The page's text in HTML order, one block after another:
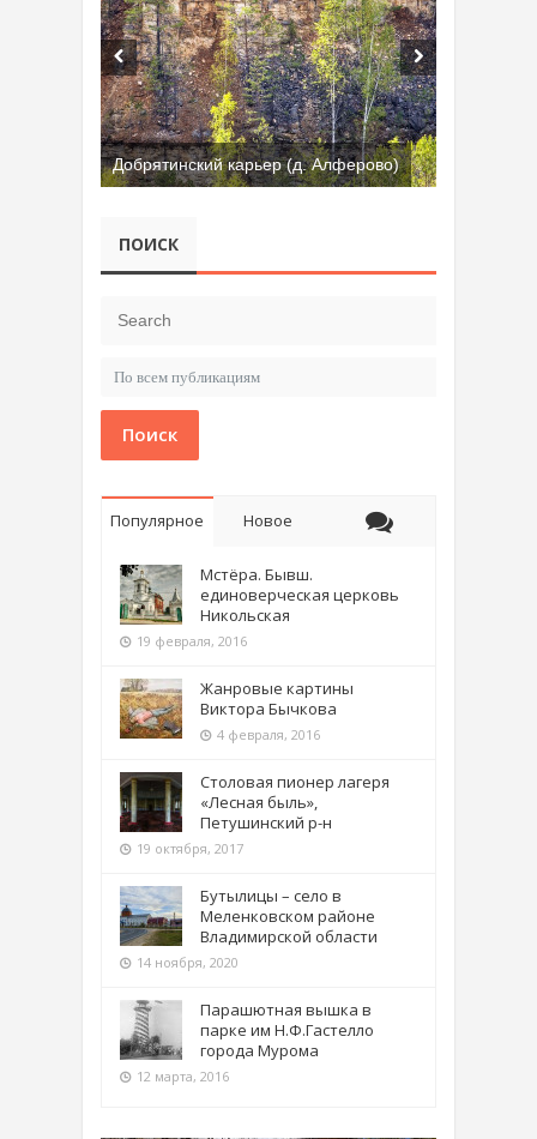
Добрятинский карьер (д. Алферово)
ПОИСК
Поиск
Популярное Новое
Мстёра. Бывш.
единоверческая церковь
Никольская
19 февраля, 2016
Жанровые картины
Виктора Бычкова
4 февраля, 2016
Столовая пионер лагеря
«Лесная быль»,
Петушинский р-н
19 октября, 2017
Бутылицы – село в
Меленковском районе
Владимирской области
14 ноября, 2020
Парашютная вышка в
парке им Н.Ф.Гастелло
города Мурома
12 марта, 2016